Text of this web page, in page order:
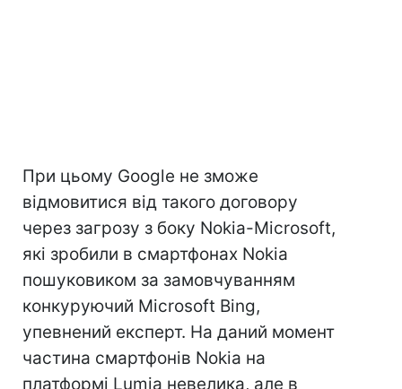
При цьому Google не зможе
відмовитися від такого договору
через загрозу з боку Nokia-Microsoft,
які зробили в смартфонах Nokia
пошуковиком за замовчуванням
конкуруючий Microsoft Bing,
упевнений експерт. На даний момент
частина смартфонів Nokia на
платформі Lumia невелика, але в